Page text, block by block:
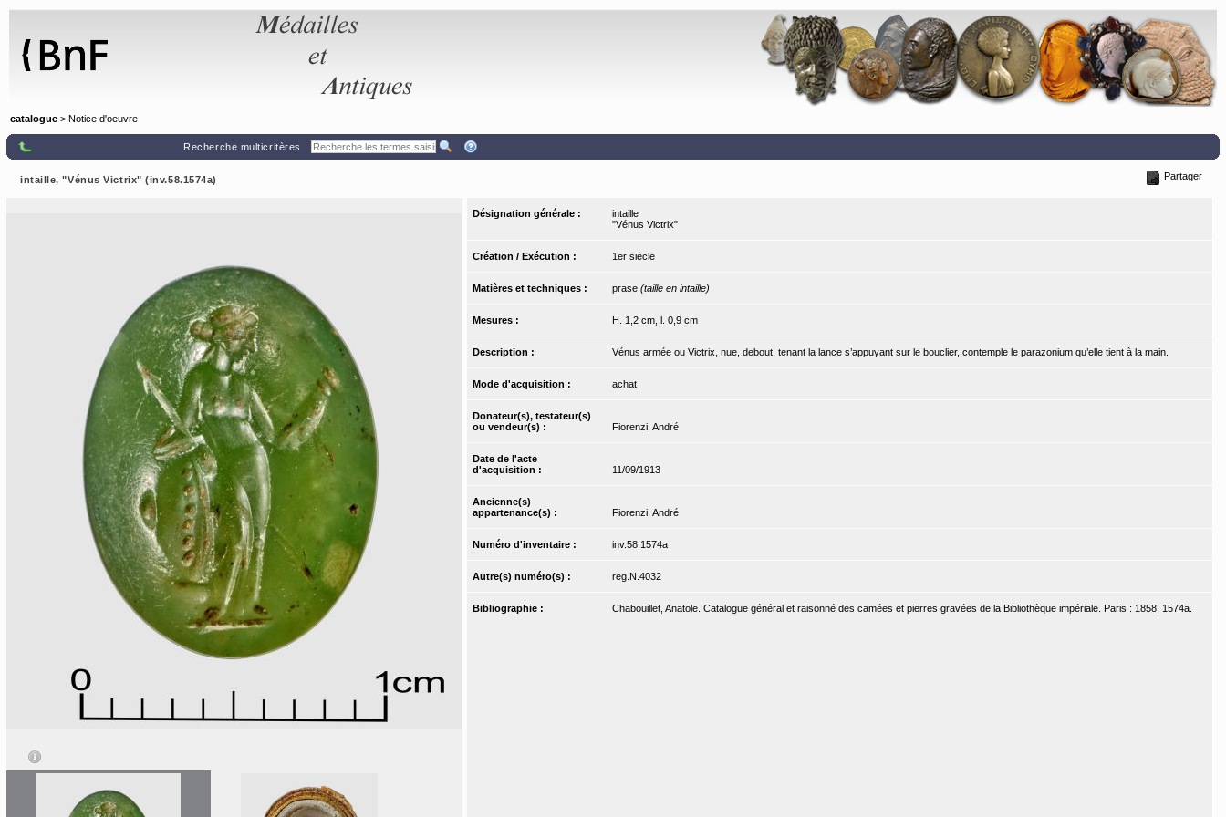
catalogue > Notice d'oeuvre
Recherche multicritères
intaille, "Vénus Victrix" (inv.58.1574a) Partager
Désignation générale :
intaille
"Vénus Victrix"
Création / Exécution : 1er siècle
Matières et techniques : prase (taille en intaille)
Mesures : H. 1,2 cm, l. 0,9 cm
Description : Vénus armée ou Victrix, nue, debout, tenant la lance s’appuyant sur le bouclier, contemple le parazonium qu’elle tient à la main.
Mode d'acquisition : achat
Donateur(s), testateur(s)
ou vendeur(s) :
Fiorenzi, André
Date de l'acte
d'acquisition :
11/09/1913
Ancienne(s)
appartenance(s) :
Fiorenzi, André
Numéro d'inventaire : inv.58.1574a
Autre(s) numéro(s) : reg.N.4032
Bibliographie : Chabouillet, Anatole. Catalogue général et raisonné des camées et pierres gravées de la Bibliothèque impériale. Paris : 1858, 1574a.